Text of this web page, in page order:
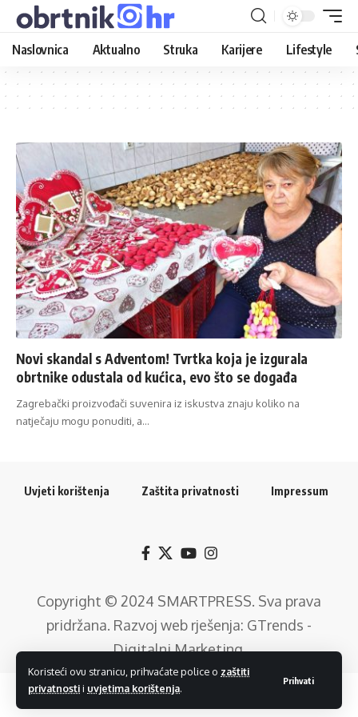
Koristeći ovu stranicu, prihvaćate police o zaštiti
privatnostii uvjetima korištenja.
Prihvati
Naslovnica Aktualno Struka Karijere Lifestyle
Novi skandal s Adventom! Tvrtka koja je izgurala
obrtnike odustala od kućica, evo što se događa
Zagrebački proizvođači suvenira iz iskustva znaju koliko na
natječaju mogu ponuditi, a…
Uvjeti korištenja Zaštita privatnosti Impressum
Copyright © 2024 SMARTPRESS. Sva prava
pridržana. Razvoj web rješenja: GTrends -
Digitalni Marketing.